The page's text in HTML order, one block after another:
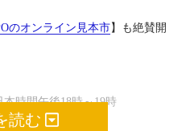
のオンライン見本市】も絶賛開
本時間午後18時～19時
読む